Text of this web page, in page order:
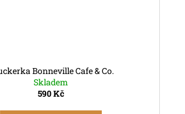
Bonneville Cafe & Co.
Skladem
590 Kč